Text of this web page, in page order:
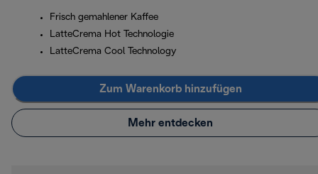
Frisch gemahlener Kaffee
LatteCrema Hot Technologie
LatteCrema Cool Technology
Zum Warenkorb hinzufügen
Mehr entdecken